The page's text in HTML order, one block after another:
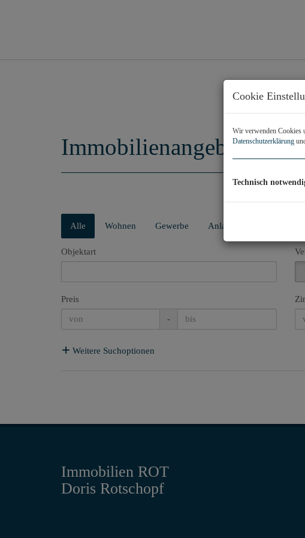
Immobilienangebot
Alle Wohnen Gewerbe Anlage
Objektart
Preis
-
Weitere Suchoptionen
Immobilien ROT
Doris Rotschopf
Cookie
Wir verwenden Cookies
Datenschutzerklärung
Technisch